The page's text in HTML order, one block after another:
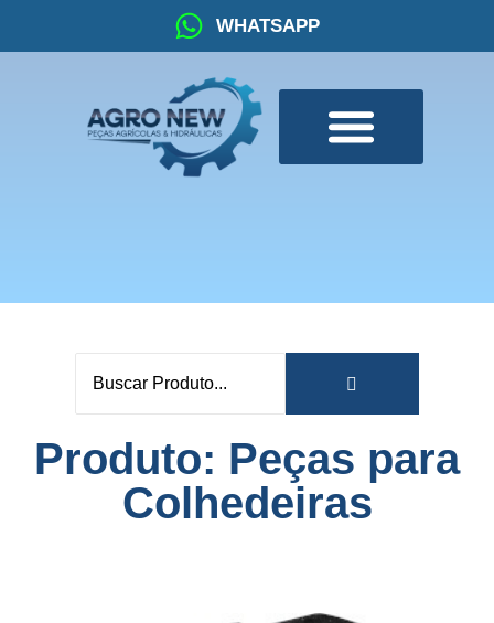
WHATSAPP
Produto: Peças para
Colhedeiras